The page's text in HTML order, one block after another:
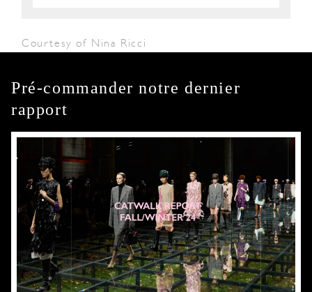
Courtesy of Nina Ricci
Pré-commander notre dernier
rapport